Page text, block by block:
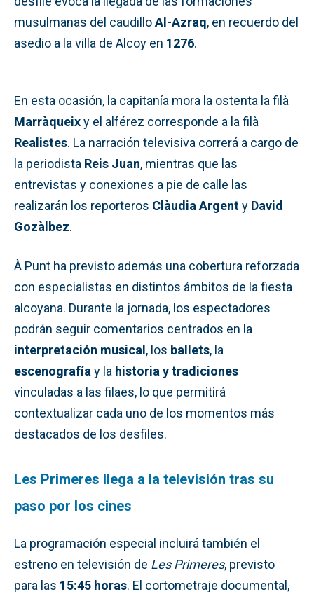
musulmanas del caudilloAl-Azraq, en recuerdo del
asedio a la villa de Alcoy en 1276.
En esta ocasión, la capitanía mora la ostenta la filà
Marràqueixy el alférez corresponde a la filà
Realistes. La narración televisiva correrá a cargo de
la periodista Reis Juan, mientras que las
entrevistas y conexiones a pie de calle las
realizarán los reporteros Clàudia Argenty David
Gozàlbez.
À Punt ha previsto además una cobertura reforzada
con especialistas en distintos ámbitos de la fiesta
alcoyana. Durante la jornada, los espectadores
podrán seguir comentarios centrados en la
interpretación musical, los ballets, la
escenografía y la historia y tradiciones
vinculadas a las filaes, lo que permitirá
contextualizar cada uno de los momentos más
destacados de los desfiles.
Les Primeres llega a la televisión tras su
paso por los cines
La programación especial incluirá también el
estreno en televisión de Les Primeres, previsto
para las 15:45 horas. El cortometraje documental,